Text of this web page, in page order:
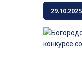
29.10.2025